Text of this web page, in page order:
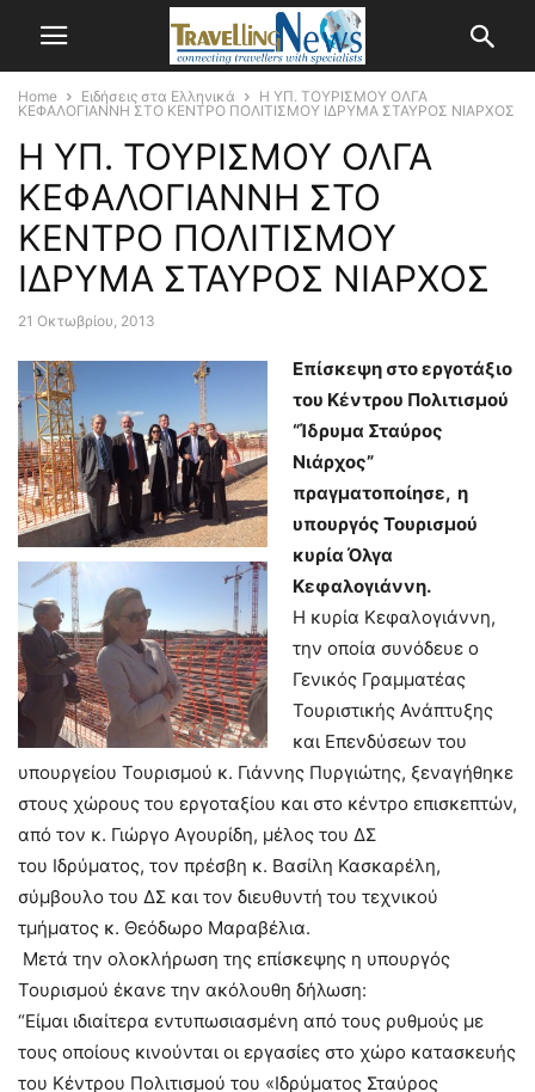
Home Ειδήσεις στα Ελληνικά
Η ΥΠ. ΤΟΥΡΙΣΜΟΥ ΟΛΓΑ
ΚΕΦΑΛΟΓΙΑΝΝΗ ΣΤΟ ΚΕΝΤΡΟ ΠΟΛΙΤΙΣΜΟΥ ΙΔΡΥΜΑ ΣΤΑΥΡΟΣ ΝΙΑΡΧΟΣ
Η ΥΠ. ΤΟΥΡΙΣΜΟΥ ΟΛΓΑ
ΚΕΦΑΛΟΓΙΑΝΝΗ ΣΤΟ
ΚΕΝΤΡΟ ΠΟΛΙΤΙΣΜΟΥ
ΙΔΡΥΜΑ ΣΤΑΥΡΟΣ ΝΙΑΡΧΟΣ
21 Οκτωβρίου, 2013
Επίσκεψη στο εργοτάξιο
του Κέντρου Πολιτισμού
“Ίδρυμα Σταύρος
Νιάρχος”
πραγματοποίησε, η
υπουργός Τουρισμού
κυρία Όλγα
Κεφαλογιάννη.
Η κυρία Κεφαλογιάννη,
την οποία συνόδευε ο
Γενικός Γραμματέας
Τουριστικής Ανάπτυξης
και Επενδύσεων του
υπουργείου Τουρισμού κ. Γιάννης Πυργιώτης, ξεναγήθηκε
στους χώρους του εργοταξίου και στο κέντρο επισκεπτών,
από τον κ. Γιώργο Αγουρίδη, μέλος του ΔΣ
του Ιδρύματος, τον πρέσβη κ. Βασίλη Κασκαρέλη,
σύμβουλο του ΔΣ και τον διευθυντή του τεχνικού
τμήματος κ. Θεόδωρο Μαραβέλια.
Μετά την ολοκλήρωση της επίσκεψης η υπουργός
Τουρισμού έκανε την ακόλουθη δήλωση:
“Είμαι ιδιαίτερα εντυπωσιασμένη από τους ρυθμούς με
τους οποίους κινούνται οι εργασίες στο χώρο κατασκευής
του Κέντρου Πολιτισμού του «Ιδρύματος Σταύρος